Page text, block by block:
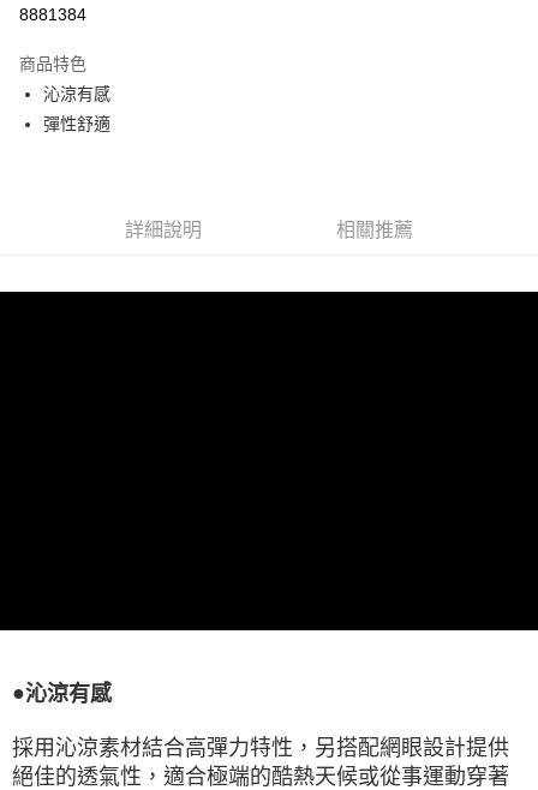
付款後門市自取
每筆NT$80，滿NT$699(含以上)免運費
8881384
商品特色
沁涼有感
彈性舒適
詳細說明 相關推薦
●沁涼有感
採用沁涼素材結合高彈力特性，另搭配網眼設計提供
絕佳的透氣性，適合極端的酷熱天候或從事運動穿著